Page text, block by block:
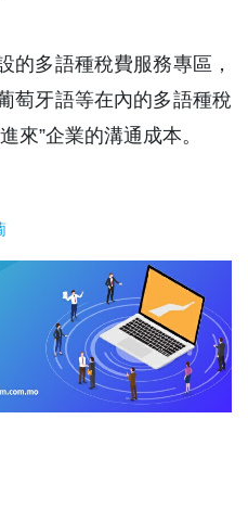
的多語種稅費服務專區，
萄牙語等在內的多語種稅
來”企業的溝通成本。